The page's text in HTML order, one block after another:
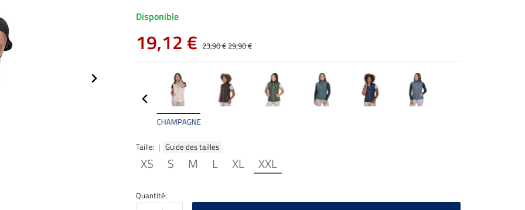
CHAMPAGNE
Taille: | Guide des tailles
XS S M L XL XXL
Disponible
19,12 € 23,90 €29,90 €
Quantité: